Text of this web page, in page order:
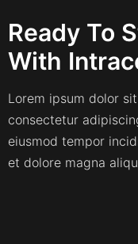
Ready To
With
Lorem ipsum dolor
consectetur
eiusmod tempor
et dolore magna